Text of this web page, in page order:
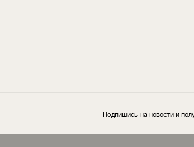
Подпишись на новости и